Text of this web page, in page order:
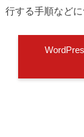
行する手順など